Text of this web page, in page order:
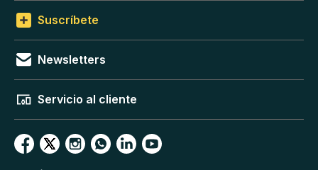
Suscríbete
Newsletters
Servicio al cliente